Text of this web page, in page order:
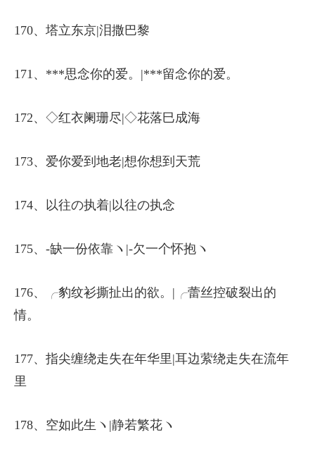
170、塔立东京|泪撒巴黎
171、***思念你的爱。|***留念你的爱。
172、◇红衣阑珊尽|◇花落巳成海
173、爱你爱到地老|想你想到天荒
174、以往の执着|以往の执念
175、-缺一份依靠ヽ|-欠一个怀抱ヽ
176、╭豹纹衫撕扯出的欲。|╭蕾丝控破裂出的
情。
177、指尖缠绕走失在年华里|耳边萦绕走失在流年
里
178、空如此生ヽ|静若繁花ヽ